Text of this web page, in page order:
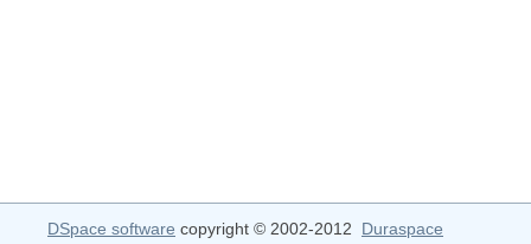
DSpace software copyright © 2002-2012 Duraspace